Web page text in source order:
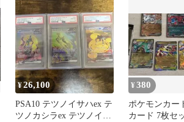
¥26,100
PSA10 テツノイサハex テ
ツノカシラex テツノイワ
¥380
ポケモンカー
カード 7枚セ